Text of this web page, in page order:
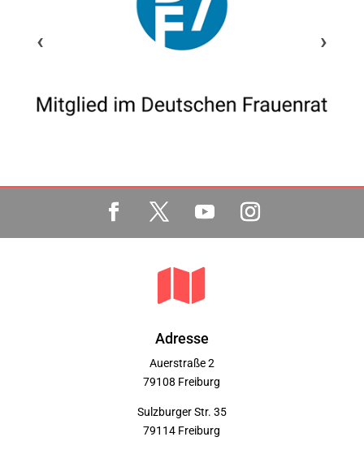
‹ ›

Adresse
Auerstraße 2
79108 Freiburg
Sulzburger Str. 35
79114 Freiburg